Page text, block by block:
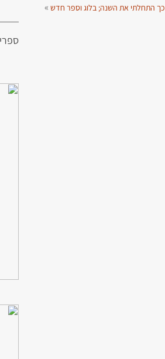
כך התחלתי את השנה; בלוג וספר חדש »